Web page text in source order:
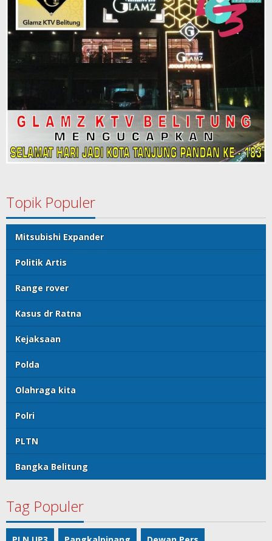
Topik Populer
Mitsubishi Expander
Politik Artis
Range rover
Kasus dr Ratna
Kejaksaan
Polda
Olahraga kita
Polri
PLTN
Bangka Belitung
Tag Populer